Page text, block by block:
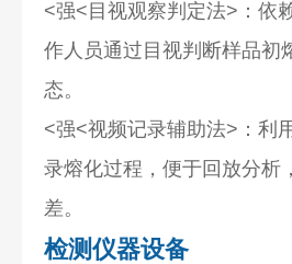
<强<目视观察判定法>：依
作人员通过目视判断样品初
态。
<强<视频记录辅助法>：利
录熔化过程，便于回放分析
差。
检测仪器设备